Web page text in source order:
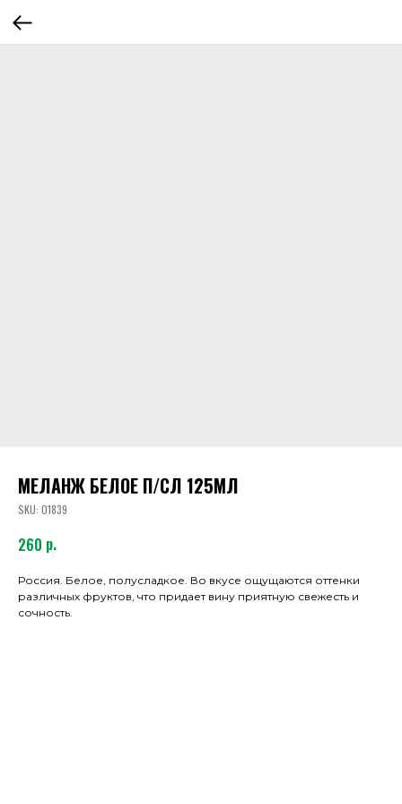
МЕЛАНЖ БЕЛОЕ П/СЛ 125МЛ
SKU: 01839
260 р.
Россия. Белое, полусладкое. Во вкусе ощущаются оттенки
различных фруктов, что придает вину приятную свежесть и
сочность.